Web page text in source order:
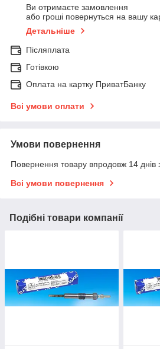
Ви отримаєте замовлення
або гроші повернуться на вашу
Детальніше
Післяплата
Готівкою
Оплата на картку ПриватБанку
Всі умови оплати
Умови повернення
Повернення товару впродовж 14 днів
Всі умови повернення
Подібні товари компанії